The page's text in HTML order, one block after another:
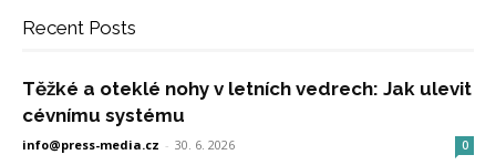
Recent Posts
Těžké a oteklé nohy v letních vedrech: Jak ulevit
cévnímu systému
info@press-media.cz - 30. 6. 2026 0